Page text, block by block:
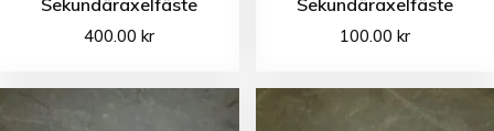
400.00kr 100.00 kr